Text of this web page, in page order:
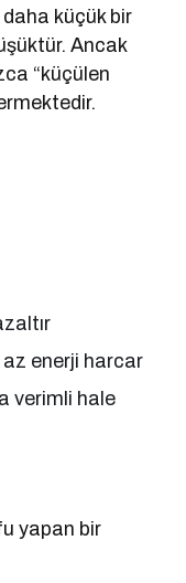
küçük bir
Ancak
“küçülen
az enerji harcar
verimli hale
yapan bir